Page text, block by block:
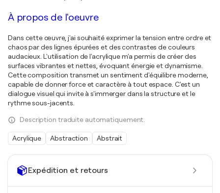
Expédition et retours
À propos de l'oeuvre
Dans cette œuvre, j'ai souhaité exprimer la tension entre ordre et
chaos par des lignes épurées et des contrastes de couleurs
audacieux. L'utilisation de l'acrylique m'a permis de créer des
surfaces vibrantes et nettes, évoquant énergie et dynamisme.
Cette composition transmet un sentiment d'équilibre moderne,
capable de donner force et caractère à tout espace. C'est un
dialogue visuel qui invite à s'immerger dans la structure et le
rythme sous-jacents.
Description traduite automatiquement.
Acrylique Abstraction Abstrait